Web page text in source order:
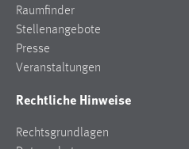
Raumfinder
Stellenangebote
Presse
Veranstaltungen
Rechtliche Hinweise
Rechtsgrundlagen
Google Ads
_gcl_au
Anbieter: